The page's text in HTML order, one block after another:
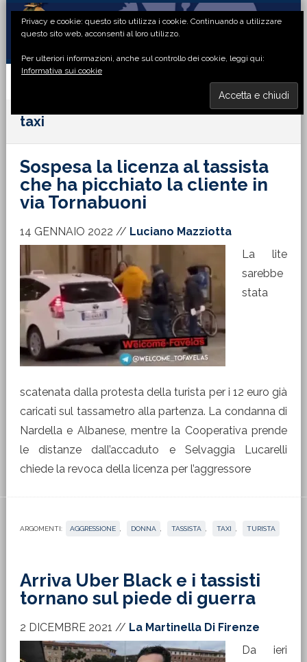
Passa
primaria
Passa
principale
Passa
laterale
Passa
di
taxi
Sospesa la licenza al tassista
che ha picchiato la cliente in
via Tornabuoni
14 GENNAIO 2022 // Luciano Mazziotta
La lite
sarebbe
stata
scatenata dalla protesta della turista per i 12 euro già
caricati sul tassametro alla partenza. La condanna di
Nardella e Albanese, mentre la Cooperativa prende
le distanze dall’accaduto e Selvaggia Lucarelli
chiede la revoca della licenza per l’aggressore
ARGOMENTI: AGGRESSIONE DONNA TASSISTA TAXI TURISTA
Arriva Uber Black e i tassisti
tornano sul piede di guerra
2 DICEMBRE 2021 // La Martinella Di Firenze
Da ieri
Privacy e cookie: questo sito utilizza i cookie. Continuando a utilizzare
questo sito web, acconsenti al loro utilizzo.
Per ulteriori informazioni, anche sul controllo dei cookie, leggi qui:
Informativa sui cookie